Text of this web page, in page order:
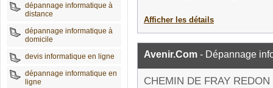
dépannage informatique à
distance
dépannage informatique à
domicile
devis informatique en ligne
dépannage informatique en
ligne
Afficher les détails
Avenir.Com - Dépannage
CHEMIN DE FRAY REDON